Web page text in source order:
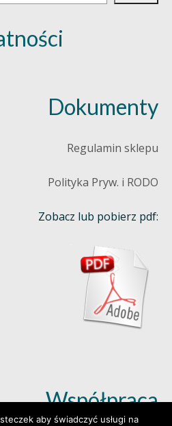
Dokumenty
Regulamin sklepu
Polityka Pryw. i RODO
Zobacz lub pobierz pdf:
Współpraca
aby świadczyć usługi na